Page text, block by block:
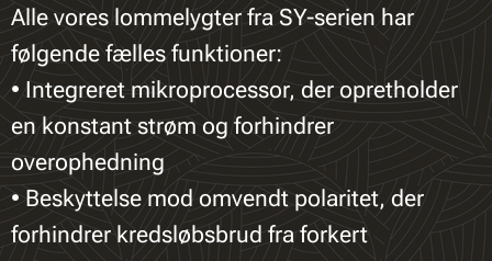
Alle vores lommelygter fra SY-serien har
følgende fælles funktioner:
• Integreret mikroprocessor, der opretholder
en konstant strøm og forhindrer
overophedning
• Beskyttelse mod omvendt polaritet, der
forhindrer kredsløbsbrud fra forkert